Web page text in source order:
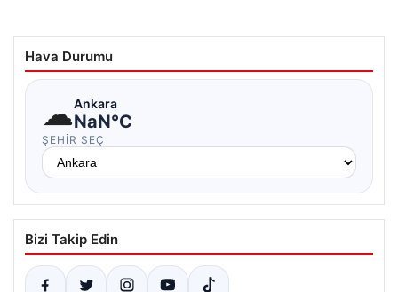
Hava Durumu
☁Ankara
NaN°C
ŞEHIR SEÇ
Bizi Takip Edin